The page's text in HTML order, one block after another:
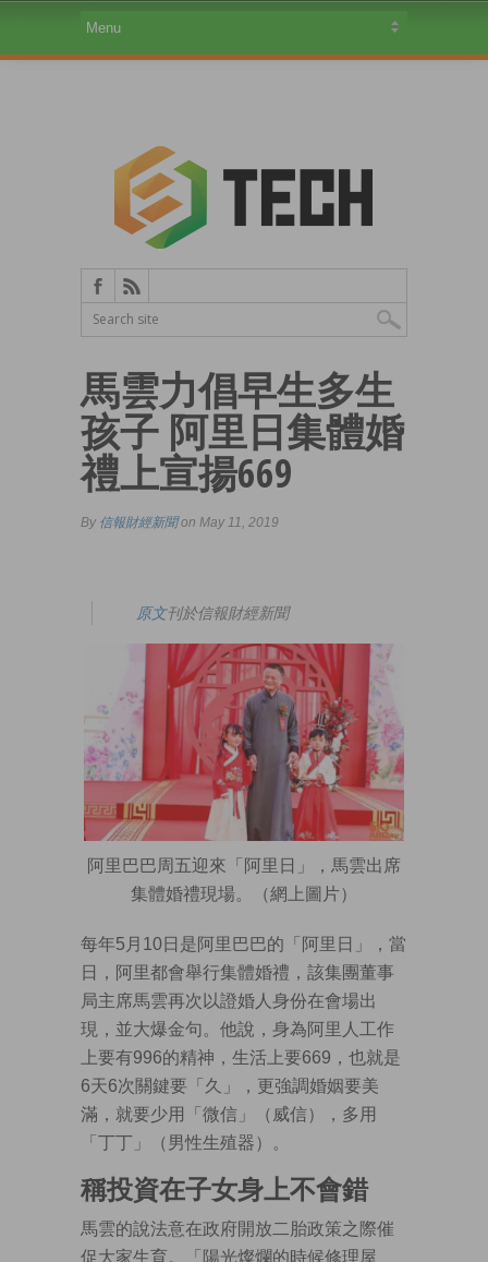
馬雲力倡早生多生
孩子 阿里日集體婚
禮上宣揚669
By 信報財經新聞on May 11, 2019
原文刊於信報財經新聞
阿里巴巴周五迎來「阿里日」，馬雲出席
集體婚禮現場。（網上圖片）
每年5月10日是阿里巴巴的「阿里日」，當
日，阿里都會舉行集體婚禮，該集團董事
局主席馬雲再次以證婚人身份在會場出
現，並大爆金句。他說，身為阿里人工作
上要有996的精神，生活上要669，也就是
6天6次關鍵要「久」，更強調婚姻要美
滿，就要少用「微信」（威信），多用
「丁丁」（男性生殖器）。
稱投資在子女身上不會錯
馬雲的說法意在政府開放二胎政策之際催
促大家生育。「陽光燦爛的時候修理屋